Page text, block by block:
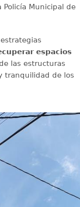
Municipal de
espacios
las estructuras
tranquilidad de los